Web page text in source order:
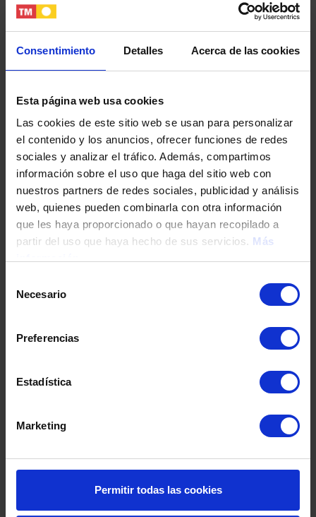
Consentimiento Detalles Acerca de las cookies
Esta página web usa cookies
Las cookies de este sitio web se usan para personalizar
el contenido y los anuncios, ofrecer funciones de redes
sociales y analizar el tráfico. Además, compartimos
información sobre el uso que haga del sitio web con
nuestros partners de redes sociales, publicidad y análisis
web, quienes pueden combinarla con otra información
que les haya proporcionado o que hayan recopilado a
partir del uso que haya hecho de sus servicios. Más
Necesario
Preferencias
Estadística
Marketing
Permitir todas las cookies
Tu nombre y apellidos
Tu teléfono
DNI / Pasaporte / NIE
Población